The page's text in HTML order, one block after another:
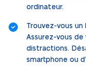
ordinateur.
Trouvez-vous
Assurez-vous
distractions.
smartphone ou